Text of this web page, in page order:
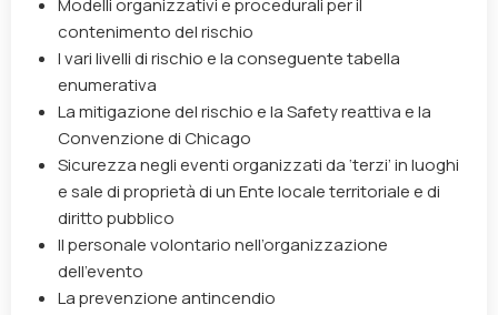
Modelli organizzativi e procedurali per il
contenimento del rischio
I vari livelli di rischio e la conseguente tabella
enumerativa
La mitigazione del rischio e la Safety reattiva e la
Convenzione di Chicago
Sicurezza negli eventi organizzati da ‘terzi’ in luoghi
e sale di proprietà di un Ente locale territoriale e di
diritto pubblico
Il personale volontario nell’organizzazione
dell’evento
La prevenzione antincendio